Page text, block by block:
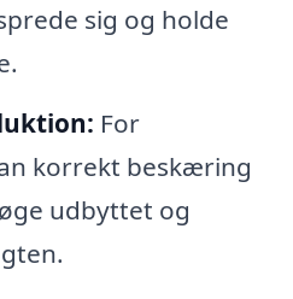
sig og holde
For
korrekt beskæring
udbyttet og